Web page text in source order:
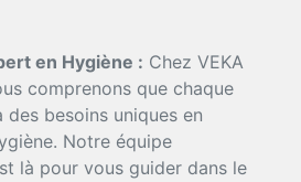
en Hygiène : Chez VEKA
comprenons que chaque
des besoins uniques en
Notre équipe
là pour vous guider dans le